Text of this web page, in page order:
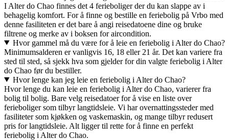
I Alter do Chao finnes det 4 ferieboliger der du kan slappe av i
behagelig komfort. For å finne og bestille en feriebolig på Vrbo med
denne fasiliteten er det bare å angi reisedatoene dine og bruke
filtrene og merke av i boksen for aircondition.
Hvor gammel må du være for å leie en feriebolig i Alter do Chao?
Minimumsalderen er vanligvis 16, 18 eller 21 år. Det kan variere fra
sted til sted, så sjekk hva som gjelder for din valgte feriebolig i Alter
do Chao før du bestiller.
Hvor lenge kan jeg leie en feriebolig i Alter do Chao?
Hvor lenge du kan leie en feriebolig i Alter do Chao, varierer fra
bolig til bolig. Bare velg reisedatoer for å vise en liste over
ferieboliger som tilbyr langtidsleie. Vi har overnattingssteder med
fasiliteter som kjøkken og vaskemaskin, og mange tilbyr redusert
pris for langtidsleie. Alt ligger til rette for å finne en perfekt
feriebolig i Alter do Chao.